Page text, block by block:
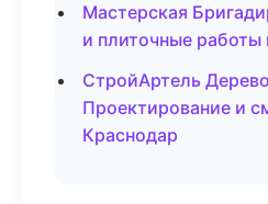
Мастерская
и плиточные работы
СтройАртель
Проектирование и
Краснодар